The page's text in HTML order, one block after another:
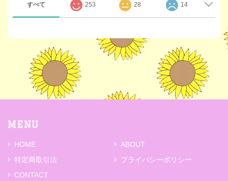
すべて 253 28 14
MENU
HOME
ABOUT
特定商取引法
プライバシーポリシー
CONTACT